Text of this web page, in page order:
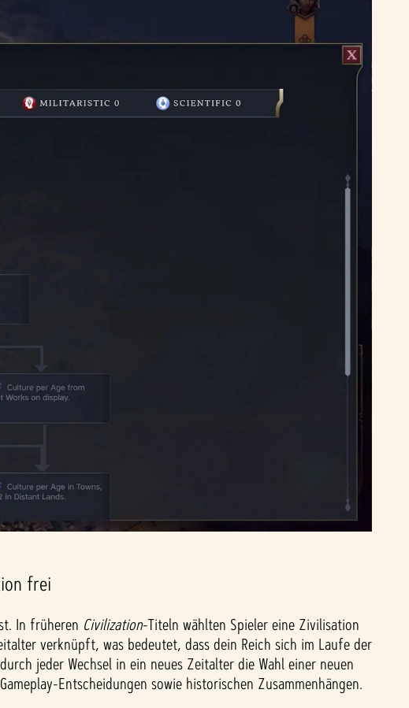
frei
In früheren Civilization-Titeln wählten Spieler eine Zivilisation
verknüpft, was bedeutet, dass dein Reich sich im Laufe der
jeder Wechsel in ein neues Zeitalter die Wahl einer neuen
Entscheidungen sowie historischen Zusammenhängen.